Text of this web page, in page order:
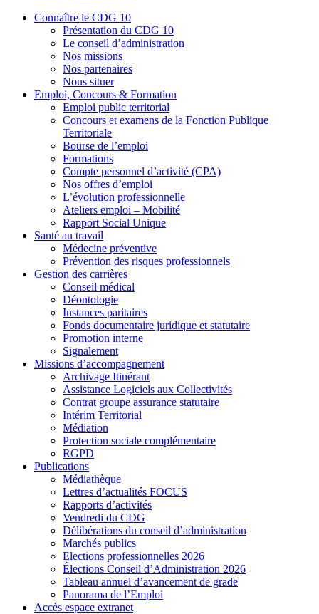
Connaître le CDG 10
Présentation du CDG 10
Le conseil d’administration
Nos missions
Nos partenaires
Nous situer
Emploi, Concours & Formation
Emploi public territorial
Concours et examens de la Fonction Publique
Territoriale
Bourse de l’emploi
Formations
Compte personnel d’activité (CPA)
Nos offres d’emploi
L’évolution professionnelle
Ateliers emploi – Mobilité
Rapport Social Unique
Santé au travail
Médecine préventive
Prévention des risques professionnels
Gestion des carrières
Conseil médical
Déontologie
Instances paritaires
Fonds documentaire juridique et statutaire
Promotion interne
Signalement
Missions d’accompagnement
Archivage Itinérant
Assistance Logiciels aux Collectivités
Contrat groupe assurance statutaire
Intérim Territorial
Médiation
Protection sociale complémentaire
RGPD
Publications
Médiathèque
Lettres d’actualités FOCUS
Rapports d’activités
Vendredi du CDG
Délibérations du conseil d’administration
Marchés publics
Elections professionnelles 2026
Élections Conseil d’Administration 2026
Tableau annuel d’avancement de grade
Panorama de l’Emploi
Accès espace extranet